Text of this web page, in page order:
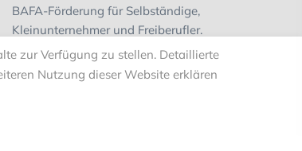
BAFA-Förderung für Selbständige,
Kleinunternehmer und Freiberufler.
Bitte fragen Sie uns danach!
zur Verfügung zu stellen. Detaillierte
Nutzung dieser Website erklären